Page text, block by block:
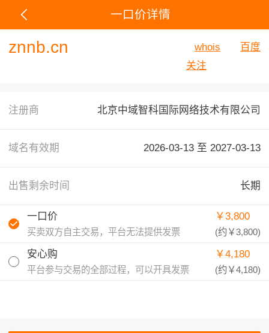
一口价详情
znnb.cn whois
百度
关注
注册商 北京中域智科国际网络技术有限公司
域名有效期 2026-03-13 至 2027-03-13
出售剩余时间 长期
一口价
买卖双方自主交易，平台无法提供发票
￥3,800
(约￥3,800)
安心购
平台参与交易的全部过程，可以开具发票
￥4,180
(约￥4,180)